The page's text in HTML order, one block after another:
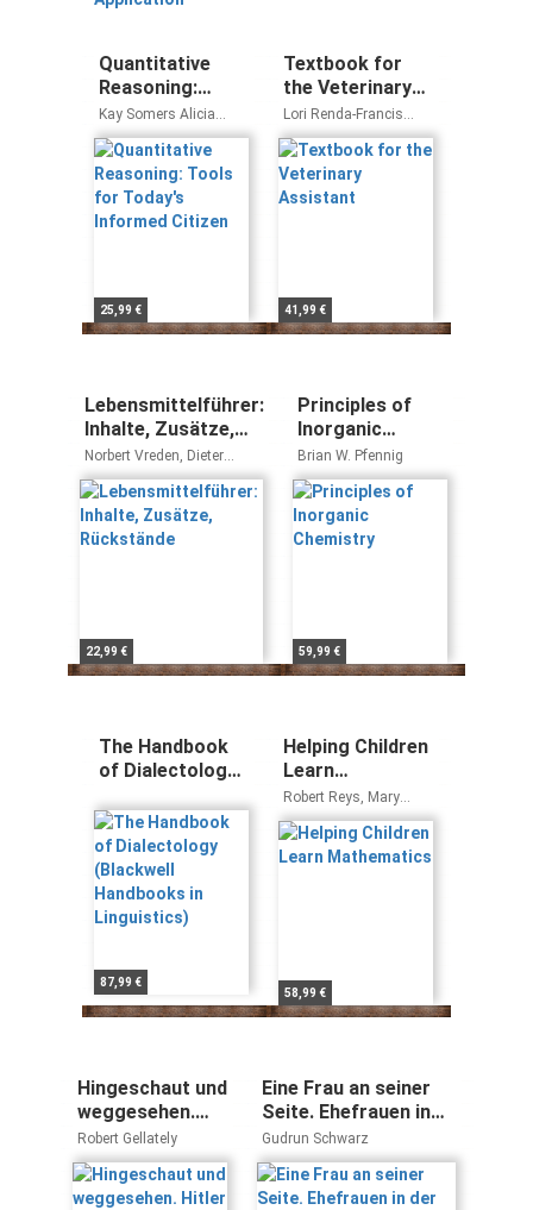
Quantitative
Reasoning:
Tools for
Today's
Informed Citizen
Kay Somers Alicia
Sevilla
25,99 €
Textbook for
the Veterinary
Assistant
Lori Renda-Francis
Kara M. Burns
41,99 €
Lebensmittelführer:
Inhalte, Zusätze,
Rückstände
Norbert Vreden, Dieter
Schenker, Wolfgang Sturm,
Gunter Josst, Christina
Blachnik
22,99 €
Principles of
Inorganic
Chemistry
Brian W. Pfennig
59,99 €
The Handbook
of Dialectology
Handbooks in
Linguistics)
87,99 €
Helping Children
Learn
Mathematics
Robert Reys, Mary
Lindquist, Diana V.
Lambdin, Nancy L.
Smith
58,99 €
Hingeschaut und
weggesehen.
Hitler und sein
Volk
Robert Gellately
Eine Frau an seiner
Seite. Ehefrauen in
der 'SS-
Sippengemeinschaft'.
Gudrun Schwarz